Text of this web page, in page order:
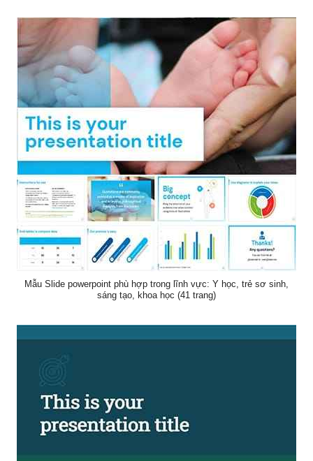
Mẫu Slide powerpoint phù hợp trong lĩnh vực: Y học, trẻ sơ sinh,
sáng tạo, khoa học (41 trang)